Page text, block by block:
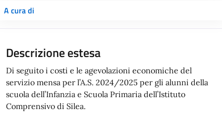
A cura di
Descrizione estesa
Di seguito i costi e le agevolazioni economiche del
servizio mensa per l’A.S. 2024/2025 per gli alunni della
scuola dell’Infanzia e Scuola Primaria dell’Istituto
Comprensivo di Silea.